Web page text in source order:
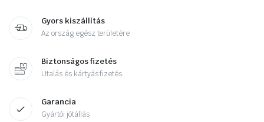
Gyors kiszállítás
Az ország egész területére
Biztonságos fizetés
Utalás és kártyás fizetés.
Garancia
Gyártói jótállás